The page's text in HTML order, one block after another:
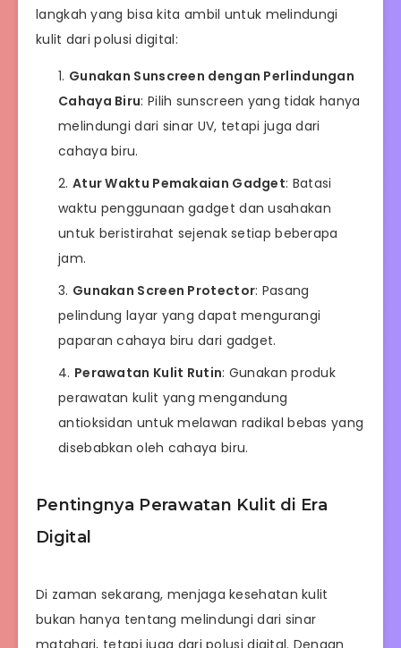
langkah yang bisa kita ambil untuk melindungi
kulit dari polusi digital:
Gunakan Sunscreen dengan Perlindungan
Cahaya Biru: Pilih sunscreen yang tidak hanya
melindungi dari sinar UV, tetapi juga dari
cahaya biru.
Atur Waktu Pemakaian Gadget: Batasi
waktu penggunaan gadget dan usahakan
untuk beristirahat sejenak setiap beberapa
jam.
Gunakan Screen Protector: Pasang
pelindung layar yang dapat mengurangi
paparan cahaya biru dari gadget.
Perawatan Kulit Rutin: Gunakan produk
perawatan kulit yang mengandung
antioksidan untuk melawan radikal bebas yang
disebabkan oleh cahaya biru.
Pentingnya Perawatan Kulit di Era
Digital
Di zaman sekarang, menjaga kesehatan kulit
bukan hanya tentang melindungi dari sinar